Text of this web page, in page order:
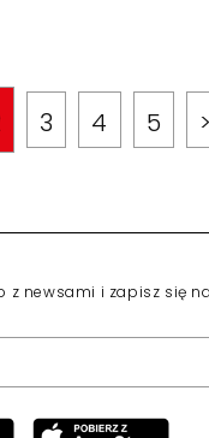
3 4 5 >
z newsami i zapisz się